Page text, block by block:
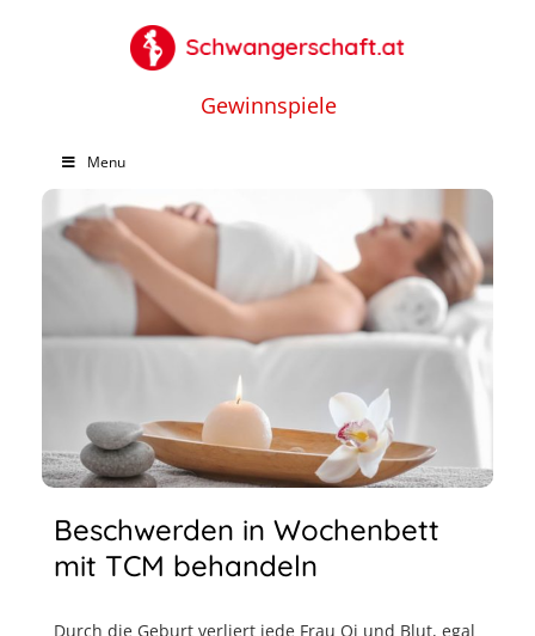
Gewinnspiele
Menu
Beschwerden in Wochenbett
mit TCM behandeln
Durch die Geburt verliert jede Frau Qi und Blut, egal